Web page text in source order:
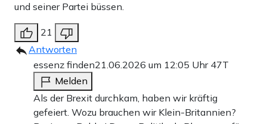
und seiner Partei büssen.
21
Antworten
essenz finden21.06.2026 um 12:05 Uhr 47T
Melden
Als der Brexit durchkam, haben wir kräftig
gefeiert. Wozu brauchen wir Klein-Britannien?